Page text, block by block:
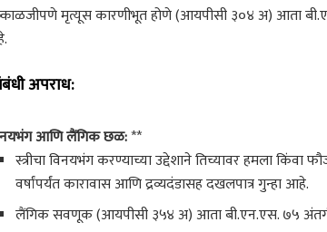
मृत्यूस कारणीभूत होणे (आयपीसी ३०४ अ) आता
अपराध:
आणि लैंगिक छळ:**
स्त्रीचा विनयभंग करण्याच्या उद्देशाने तिच्यावर हमला
वर्षांपर्यंत कारावास आणि द्रव्यदंडासह दखलपात्र गुन्हा आहे.
लैंगिक सवणूक (आयपीसी ३५४ अ) आता बी.एन.एस. ७५ अंतर्गत